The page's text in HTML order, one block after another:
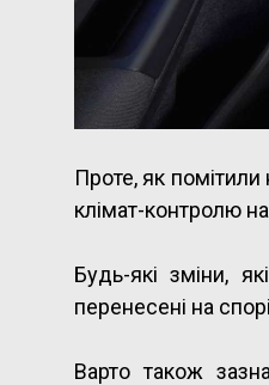
Проте, як
клімат-контролю
Будь-які зміни,
перенесені на
Варто також